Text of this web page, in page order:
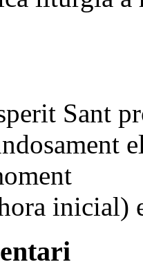
Sant
inicial)